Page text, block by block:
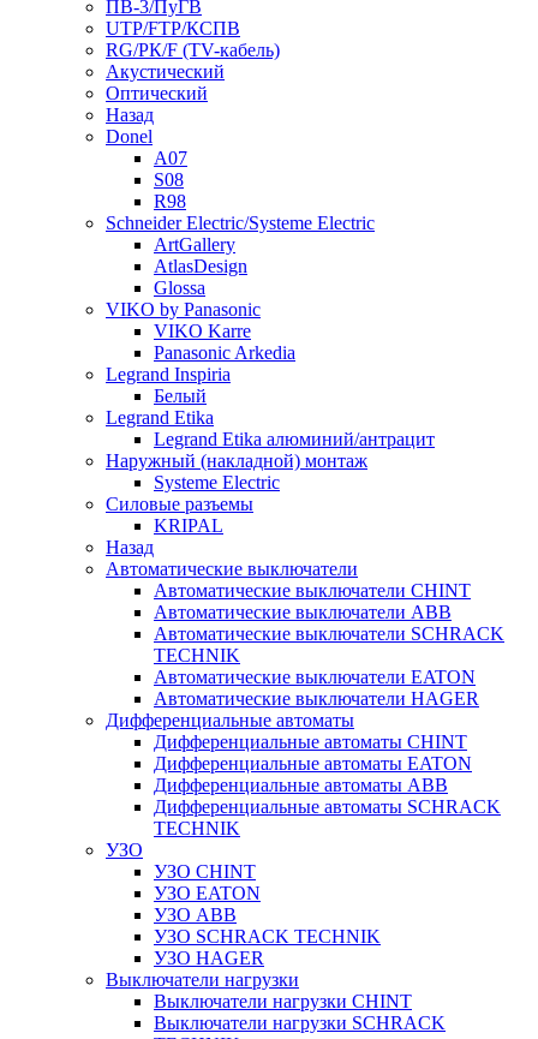
ПВ-3/ПуГВ
UTP/FTP/КСПВ
RG/РК/F (TV-кабель)
Акустический
Оптический
Назад
Donel
A07
S08
R98
Schneider Electric/Systeme Electric
ArtGallery
AtlasDesign
Glossa
VIKO by Panasonic
VIKO Karre
Panasonic Arkedia
Legrand Inspiria
Белый
Legrand Etika
Legrand Etika алюминий/антрацит
Наружный (накладной) монтаж
Systeme Electric
Силовые разъемы
KRIPAL
Назад
Автоматические выключатели
Автоматические выключатели CHINT
Автоматические выключатели ABB
Автоматические выключатели SCHRACK
TECHNIK
Автоматические выключатели EATON
Автоматические выключатели HAGER
Дифференциальные автоматы
Дифференциальные автоматы CHINT
Дифференциальные автоматы EATON
Дифференциальные автоматы ABB
Дифференциальные автоматы SCHRACK
TECHNIK
УЗО
УЗО CHINT
УЗО EATON
УЗО ABB
УЗО SCHRACK TECHNIK
УЗО HAGER
Выключатели нагрузки
Выключатели нагрузки CHINT
Выключатели нагрузки SCHRACK